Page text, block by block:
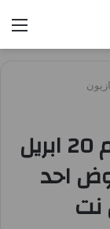
عروض نستو الدمام اليوم 20 ابريل
2025 عروض احد
نت